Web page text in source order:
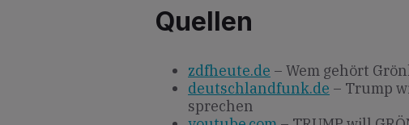
Quellen
zdfheute.de – Wem gehört
deutschlandfunk.de – Trump
sprechen